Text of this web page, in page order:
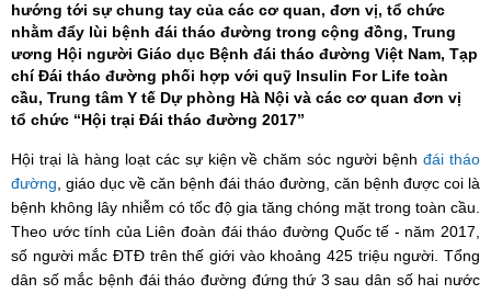
hướng tới sự chung tay của các cơ quan, đơn vị, tổ chức
nhằm đẩy lùi bệnh đái tháo đường trong cộng đồng, Trung
ương Hội người Giáo dục Bệnh đái tháo đường Việt Nam, Tạp
chí Đái tháo đường phối hợp với quỹ Insulin For Life toàn
cầu, Trung tâm Y tế Dự phòng Hà Nội và các cơ quan đơn vị
tổ chức “Hội trại Đái tháo đường 2017”
Hội trại là hàng loạt các sự kiện về chăm sóc người bệnhđái tháo
đường, giáo dục về căn bệnh đái tháo đường, căn bệnh được coi là
bệnh không lây nhiễm có tốc độ gia tăng chóng mặt trong toàn cầu.
Theo ước tính của Liên đoàn đái tháo đường Quốc tế - năm 2017,
số người mắc ĐTĐ trên thế giới vào khoảng 425 triệu người. Tổng
dân số mắc bệnh đái tháo đường đứng thứ 3 sau dân số hai nước